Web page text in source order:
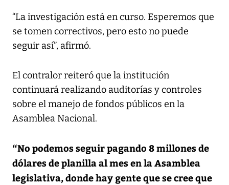
“La investigación está en curso. Esperemos que
se tomen correctivos, pero esto no puede
seguir así”, afirmó.
El contralor reiteró que la institución
continuará realizando auditorías y controles
sobre el manejo de fondos públicos en la
Asamblea Nacional.
“No podemos seguir pagando 8 millones de
dólares de planilla al mes en la Asamblea
legislativa, donde hay gente que se cree que